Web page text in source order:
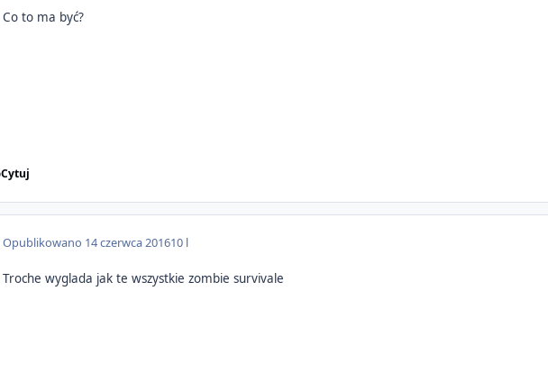
Co to ma być?
Cytuj
Opublikowano 14 czerwca 201610 l
Troche wyglada jak te wszystkie zombie survivale